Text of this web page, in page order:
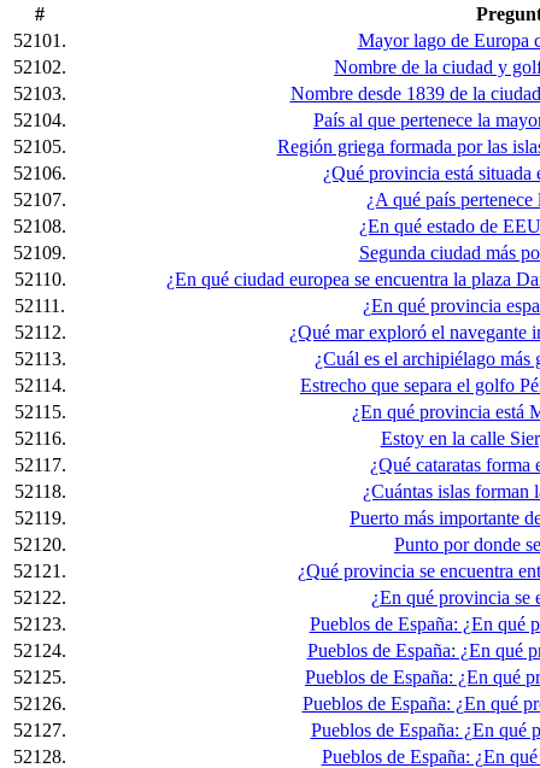
#
52101.
Mayor lago de Europa
52102.
Nombre de la ciudad y
52103.
Nombre desde 1839 de la
52104.
País al que pertenece la
52105.
Región griega formada por las
52106.
¿Qué provincia está situada
52107.
¿A qué país
52108.
¿En qué estado de
52109.
Segunda ciudad más
52110.
¿En qué ciudad europea se encuentra la plaza
52111.
¿En qué provincia
52112.
¿Qué mar exploró el navegante
52113.
¿Cuál es el archipiélago más
52114.
Estrecho que separa el golfo
52115.
¿En qué provincia está
52116.
Estoy en la calle
52117.
¿Qué cataratas forma
52118.
¿Cuántas islas forman
52119.
Puerto más importante
52120.
Punto por donde
52121.
¿Qué provincia se encuentra
52122.
¿En qué provincia se
52123.
Pueblos de España: ¿En qué
52124.
Pueblos de España: ¿En qué
52125.
Pueblos de España: ¿En qué
52126.
Pueblos de España: ¿En qué
52127.
Pueblos de España: ¿En qué
52128.
Pueblos de España: ¿En